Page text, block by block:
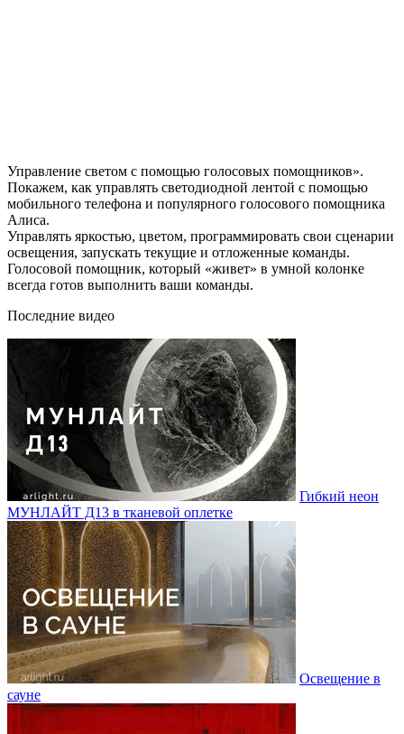
Управление светом с помощью голосовых помощников».
Покажем, как управлять светодиодной лентой с помощью
мобильного телефона и популярного голосового помощника
Алиса.
Управлять яркостью, цветом, программировать свои сценарии
освещения, запускать текущие и отложенные команды.
Голосовой помощник, который «живет» в умной колонке
всегда готов выполнить ваши команды.
Последние видео
Гибкий неон
МУНЛАЙТ Д13 в тканевой оплетке
Освещение в
сауне